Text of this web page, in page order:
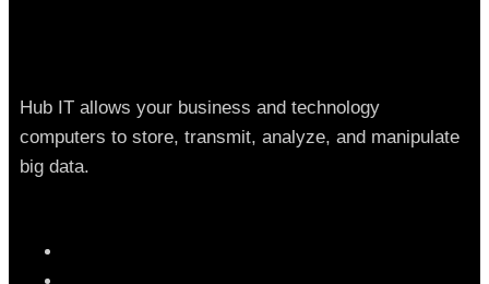
Hub IT allows your business and technology
computers to store, transmit, analyze, and manipulate
big data.